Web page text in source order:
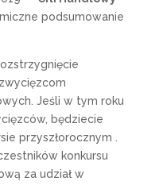
podsumowanie
Jeśli w tym roku
będziecie
przyszłorocznym .
konkursu
za udział w